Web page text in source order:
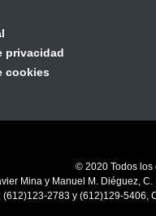
privacidad
cookies
© 2020 Todos los
Mina y Manuel M. Diéguez,
(612)123-2783 y (612)129-5406,